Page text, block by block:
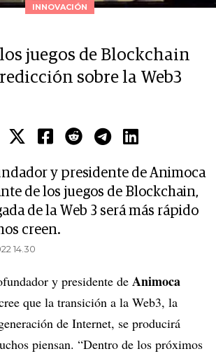
INNOVACIÓN
juegos de Blockchain
sobre la Web3
y presidente de Animoca
de los juegos de Blockchain,
de la Web 3 será más rápido
creen.
14.30
y presidente de Animoca
que la transición a la Web3, la
de Internet, se producirá
piensan. “Dentro de los próximos